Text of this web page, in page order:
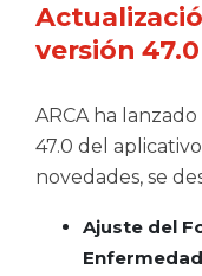
versión 47.0
ARCA ha
47.0 del
novedades, se
Ajuste del